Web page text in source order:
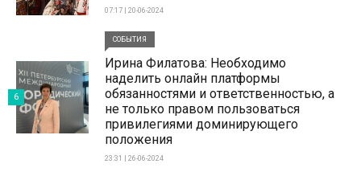
07:17 | 20-06-2024
СОБЫТИЯ
Ирина Филатова: Необходимо
наделить онлайн платформы
обязанностями и ответственностью, а
не только правом пользоваться
привилегиями доминирующего
положения
23:31 | 26-06-2024
6